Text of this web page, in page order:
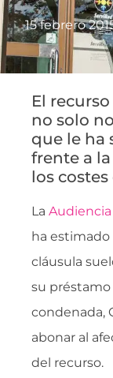
15 febrero
El
no solo
que le ha
frente a
los
La
ha
cláusula
su
condenada,
abonar al
del recurso.